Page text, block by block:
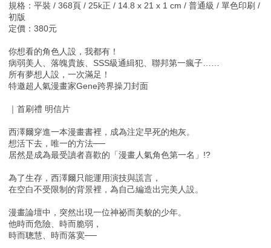
規格：平裝 / 368頁 / 25k正 / 14.8 x 21 x 1 cm / 普通級 / 單色印刷 /
初版
定價：380元
你想看的角色人設，我都有！
病弱美人、落魄貴族、SSS級通緝犯、聯邦第一瘋子……
所有夢想人設，一次滿足！
特邀超人氣漫畫家Gene跨界操刀封面
｜首刷禮 明信片
西澤爾穿進一本漫畫書裡，成為注定早死的炮灰。
想活下去，唯一的方法──
居然是成為最受讀者喜歡的「漫畫人氣角色第一名」!?
為了生存，西澤爾只能運用演技與謊言，
在空白不受限制的背景裡，為自己編造出完美人設。
漫畫論壇中，突然出現一位神祕而美貌的少年。
他時而危險、時而脆弱，
時而聰慧、時而落寞──